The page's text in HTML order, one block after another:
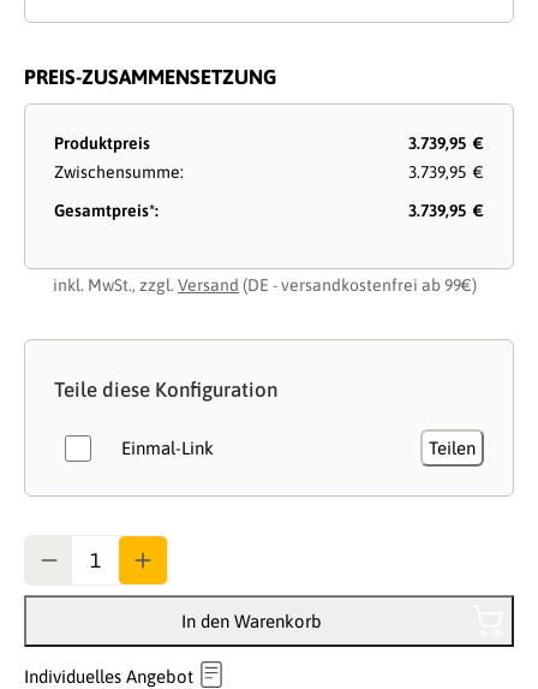
PREIS-ZUSAMMENSETZUNG
Produktpreis
3.739,95 €
Zwischensumme:
3.739,95 €
Gesamtpreis*:
3.739,95 €
inkl. MwSt., zzgl. Versand (DE - versandkostenfrei ab 99€)
Teile diese Konfiguration
Einmal-Link Teilen
In den Warenkorb
Individuelles Angebot